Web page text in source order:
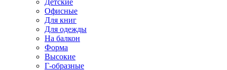
Детские
Офисные
Для книг
Для одежды
На балкон
Форма
Высокие
Г-образные